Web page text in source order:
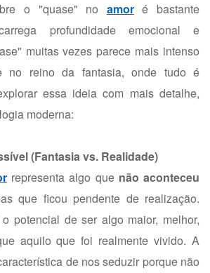
o "quase" no amoré bastante
profundidade emocional e
muitas vezes parece mais intenso
no reino da fantasia, onde tudo é
essa ideia com mais detalhe,
moderna:
(Fantasia vs. Realidade)
representa algo que não aconteceu
que ficou pendente de realização.
potencial de ser algo maior, melhor,
aquilo que foi realmente vivido. A
de nos seduzir porque não